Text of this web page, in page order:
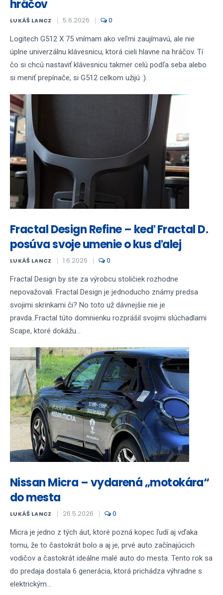
hráčov
LUKÁŠ LANCZ 5.6.2026 0
Logitech G512 X 75 vnímam ako veľmi zaujímavú, ale nie
úplne univerzálnu klávesnicu, ktorá cieli hlavne na hráčov. Tí
čo si chcú nastaviť klávesnicu takmer celú podľa seba alebo
si meniť prepínače, si G512 celkom užijú :).
Fractal Design Refine – keď Fractal D.
posúva svoje umenie o kus ďalej
LUKÁŠ LANCZ 1.6.2026 0
Fractal Design by ste za výrobcu stoličiek rozhodne
nepovažovali. Fractal Design je jednoducho známy predsa
svojimi skrinkami či? No toto už dávnejšie nie je
pravda..Fractal túto domnienku rozprášil svojimi slúchadlami
Scape, ktoré dokážu...
Nissan Micra – vydarená „motokára“
do mesta
LUKÁŠ LANCZ 26.5.2026 0
Micra je jedno z tých áut, ktoré pozná kopec ľudí aj vďaka
tomu, že to častokrát bolo a aj je, prvé auto začínajúcich
vodičov a častokrát ideálne malé auto do mesta. Tento rok sa
do predaja dostala 6 generácia, ktorá prichádza výhradne s
elektrickým...